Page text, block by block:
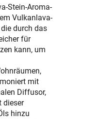
Stein-Aroma-
Vulkanlava-
durch das
für
kann, um
mit
Diffusor,
dieser
hinzu